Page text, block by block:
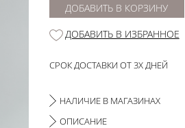
ДОБАВИТЬ В КОРЗИНУ
ДОБАВИТЬ В ИЗБРАННОЕ
СРОК ДОСТАВКИ ОТ 3Х ДНЕЙ
НАЛИЧИЕ В МАГАЗИНАХ
ОПИСАНИЕ